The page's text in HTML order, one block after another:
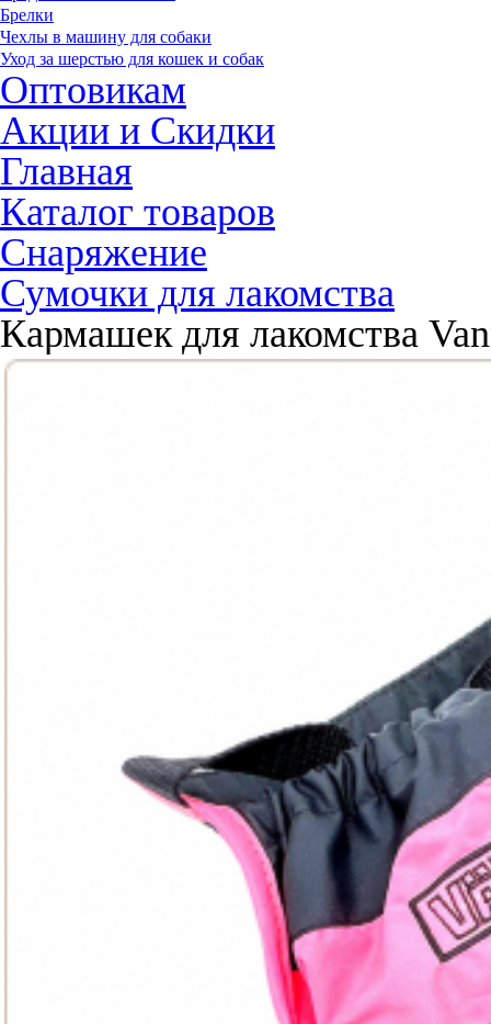
Брелки
Чехлы в машину для собаки
Уход за шерстью для кошек и собак
Оптовикам
Акции и Скидки
Главная
Каталог товаров
Снаряжение
Сумочки для лакомства
Кармашек для лакомства